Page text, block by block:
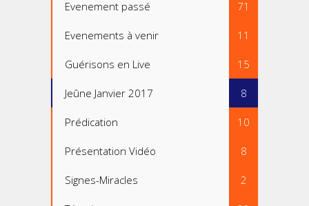
Evenement passé 71
Evenements à venir 11
Guérisons en Live 15
Jeûne Janvier 2017 8
Prédication 10
Présentation Vidéo 8
Signes-Miracles 2